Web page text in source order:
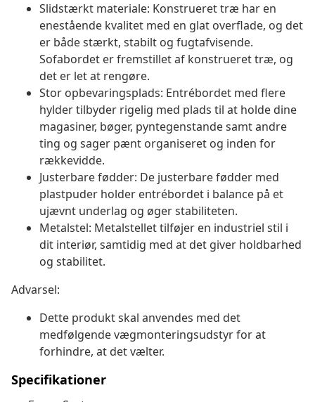
Slidstærkt materiale: Konstrueret træ har en
enestående kvalitet med en glat overflade, og det
er både stærkt, stabilt og fugtafvisende.
Sofabordet er fremstillet af konstrueret træ, og
det er let at rengøre.
Stor opbevaringsplads: Entrébordet med flere
hylder tilbyder rigelig med plads til at holde dine
magasiner, bøger, pyntegenstande samt andre
ting og sager pænt organiseret og inden for
rækkevidde.
Justerbare fødder: De justerbare fødder med
plastpuder holder entrébordet i balance på et
ujævnt underlag og øger stabiliteten.
Metalstel: Metalstellet tilføjer en industriel stil i
dit interiør, samtidig med at det giver holdbarhed
og stabilitet.
Advarsel:
Dette produkt skal anvendes med det
medfølgende vægmonteringsudstyr for at
forhindre, at det vælter.
Specifikationer